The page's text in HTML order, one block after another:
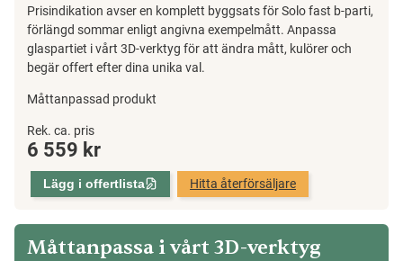
Prisindikation avser en komplett byggsats för Solo fast b-parti,
förlängd sommar enligt angivna exempelmått. Anpassa
glaspartiet i vårt 3D-verktyg för att ändra mått, kulörer och
begär offert efter dina unika val.
Måttanpassad produkt
Fast
Glasparti
2-
del,
B-
Rek. ca. pris
6 559 kr
Lägg i offertlista Hitta återförsäljare
Måttanpassa i vårt 3D-verktyg